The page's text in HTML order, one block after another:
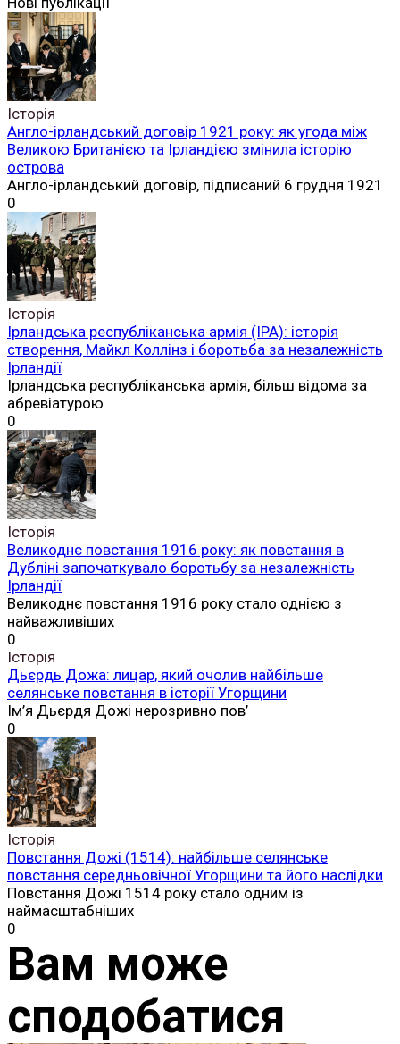
Історія
Англо-ірландський договір 1921 року: як угода між
Великою Британією та Ірландією змінила історію
острова
Англо-ірландський договір, підписаний 6 грудня 1921
0
Історія
Ірландська республіканська армія (ІРА): історія
створення, Майкл Коллінз і боротьба за незалежність
Ірландії
Ірландська республіканська армія, більш відома за
абревіатурою
0
Історія
Великоднє повстання 1916 року: як повстання в
Дубліні започаткувало боротьбу за незалежність
Ірландії
Великоднє повстання 1916 року стало однією з
найважливіших
0
Історія
Дьєрдь Дожа: лицар, який очолив найбільше
селянське повстання в історії Угорщини
Ім’я Дьєрдя Дожі нерозривно пов’
0
Історія
Повстання Дожі (1514): найбільше селянське
повстання середньовічної Угорщини та його наслідки
Повстання Дожі 1514 року стало одним із
наймасштабніших
0
Вам може
сподобатися